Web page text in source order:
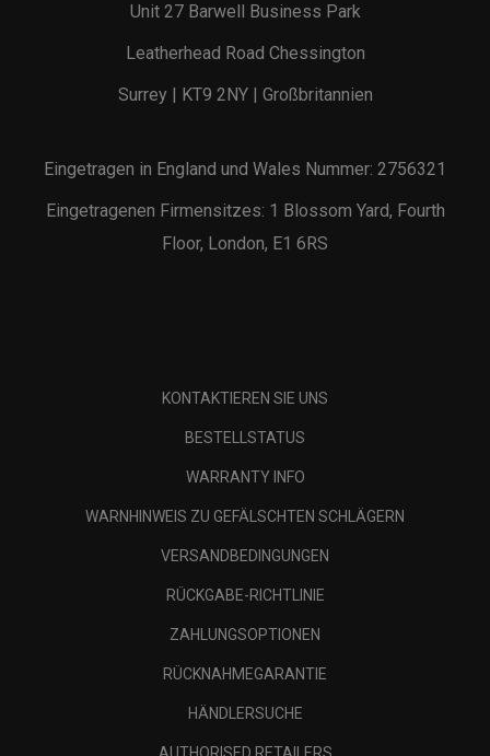
Unit 27 Barwell Business Park
Leatherhead Road Chessington
Surrey | KT9 2NY | Großbritannien
Eingetragen in England und Wales Nummer: 2756321
Eingetragenen Firmensitzes: 1 Blossom Yard, Fourth
Floor, London, E1 6RS
KONTAKTIEREN SIE UNS
BESTELLSTATUS
WARRANTY INFO
WARNHINWEIS ZU GEFÄLSCHTEN SCHLÄGERN
VERSANDBEDINGUNGEN
RÜCKGABE-RICHTLINIE
ZAHLUNGSOPTIONEN
RÜCKNAHMEGARANTIE
HÄNDLERSUCHE